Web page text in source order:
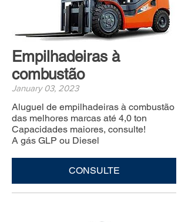
Empilhadeiras à
combustão
January 03, 2023
Aluguel de empilhadeiras à combustão
das melhores marcas até 4,0 ton
Capacidades maiores, consulte!
A gás GLP ou Diesel
CONSULTE